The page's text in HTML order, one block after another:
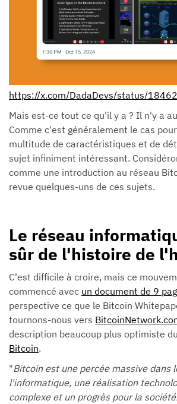
https://x.com/DadaDevs/status/
Mais est-ce tout ce qu'il y a ? Il n'y a
Comme c'est généralement le cas
multitude de caractéristiques et de
sujet infiniment intéressant.
comme une introduction au réseau
revue quelques-uns de ces sujets.
Le réseau
sûr de l'histoire de
C'est difficile à croire, mais ce
commencé avec un document de 9
perspective ce que le Bitcoin
tournons-nous vers
description beaucoup plus optimiste
Bitcoin.
"Bitcoin est une percée massive dans
l'informatique, une réalisation
complexe et un progrès pour la